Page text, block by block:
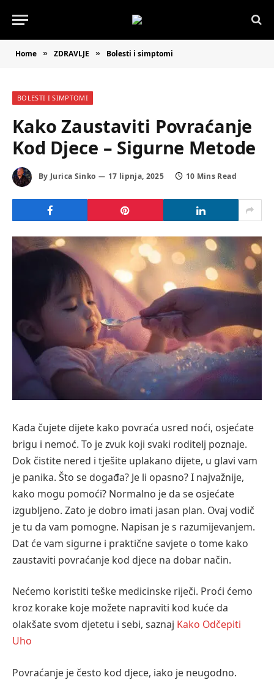
Home » ZDRAVLJE » Bolesti i simptomi
BOLESTI I SIMPTOMI
Kako Zaustaviti Povraćanje
Kod Djece – Sigurne Metode
By Jurica Sinko 17 lipnja, 2025 10 Mins Read
Kada čujete dijete kako povraća usred noći, osjećate
brigu i nemoć. To je zvuk koji svaki roditelj poznaje.
Dok čistite nered i tješite uplakano dijete, u glavi vam
je panika. Što se događa? Je li opasno? I najvažnije,
kako mogu pomoći? Normalno je da se osjećate
izgubljeno. Zato je dobro imati jasan plan. Ovaj vodič
je tu da vam pomogne. Napisan je s razumijevanjem.
Dat će vam sigurne i praktične savjete o tome kako
zaustaviti povraćanje kod djece na dobar način.
Nećemo koristiti teške medicinske riječi. Proći ćemo
kroz korake koje možete napraviti kod kuće da
olakšate svom djetetu i sebi, saznaj Kako Odčepiti
Uho
Povraćanje je često kod djece, iako je neugodno.